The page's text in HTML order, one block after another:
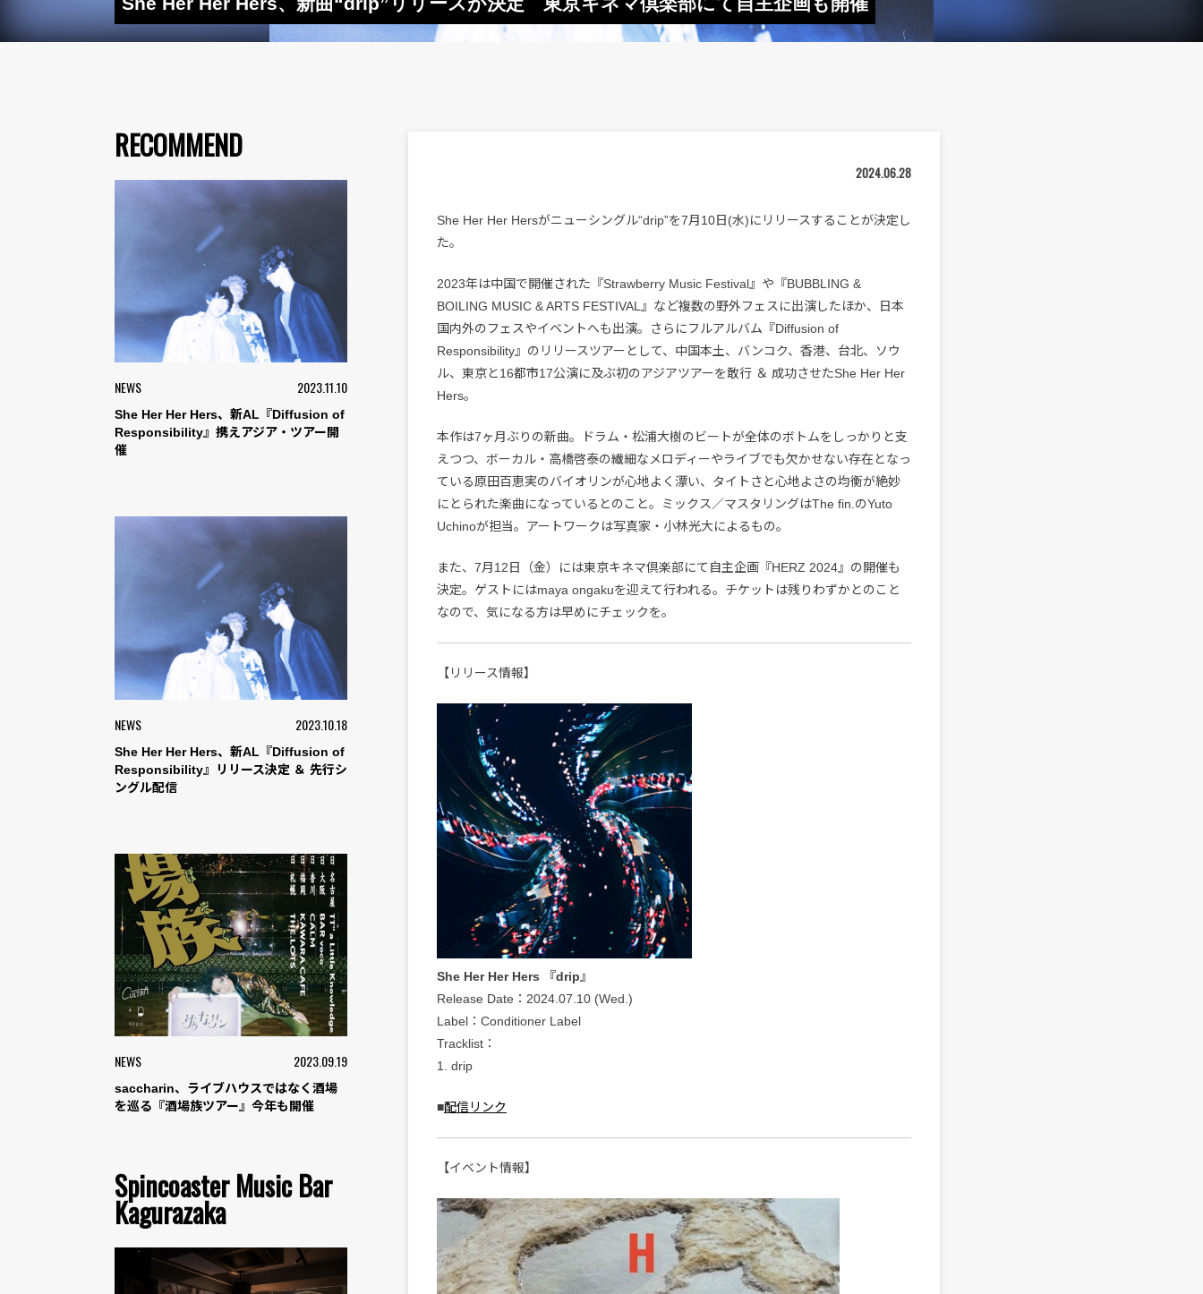
RECOMMEND
NEWS 2023.11.10
She Her Her Hers、新AL『Diffusion of
Responsibility』携えアジア・ツアー開
催
NEWS 2023.10.18
She Her Her Hers、新AL『Diffusion of
Responsibility』リリース決定 ＆ 先行シ
ングル配信
NEWS 2023.09.19
saccharin、ライブハウスではなく酒場
を巡る『酒場族ツアー』今年も開催
Spincoaster Music Bar
Kagurazaka
2024.06.28
She Her Her Hersがニューシングル“drip”を7月10日(水)にリリースすることが決定し
た。
2023年は中国で開催された『Strawberry Music Festival』や『BUBBLING &
BOILING MUSIC & ARTS FESTIVAL』など複数の野外フェスに出演したほか、日本
国内外のフェスやイベントへも出演。さらにフルアルバム『Diffusion of
Responsibility』のリリースツアーとして、中国本土、バンコク、香港、台北、ソウ
ル、東京と16都市17公演に及ぶ初のアジアツアーを敢行 ＆ 成功させたShe Her Her
Hers。
本作は7ヶ月ぶりの新曲。ドラム・松浦大樹のビートが全体のボトムをしっかりと支
えつつ、ボーカル・高橋啓泰の繊細なメロディーやライブでも欠かせない存在となっ
ている原田百恵実のバイオリンが心地よく漂い、タイトさと心地よさの均衡が絶妙
にとられた楽曲になっているとのこと。ミックス／マスタリングはThe fin.のYuto
Uchinoが担当。アートワークは写真家・小林光大によるもの。
また、7月12日（金）には東京キネマ倶楽部にて自主企画『HERZ 2024』の開催も
決定。ゲストにはmaya ongakuを迎えて行われる。チケットは残りわずかとのこと
なので、気になる方は早めにチェックを。
【リリース情報】
She Her Her Hers 『drip』
Release Date：2024.07.10 (Wed.)
Label：Conditioner Label
Tracklist：
1. drip
■配信リンク
【イベント情報】